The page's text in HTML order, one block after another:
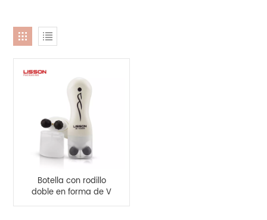
Botella con rodillo
doble en forma de V
de 120 ml para